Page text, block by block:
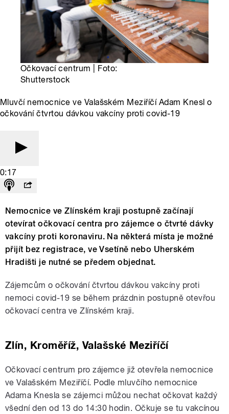
Očkovací centrum | Foto:
Shutterstock
Mluvčí nemocnice ve Valašském Meziříčí Adam Knesl o
očkování čtvrtou dávkou vakcíny proti covid-19
0:17
Nemocnice ve Zlínském kraji postupně začínají
otevírat očkovací centra pro zájemce o čtvrté dávky
vakcíny proti koronaviru. Na některá místa je možné
přijít bez registrace, ve Vsetíně nebo Uherském
Hradišti je nutné se předem objednat.
Zájemcům o očkování čtvrtou dávkou vakcíny proti
nemoci covid-19 se během prázdnin postupně otevřou
očkovací centra ve Zlínském kraji.
Zlín, Kroměříž, Valašské Meziříčí
Očkovací centrum pro zájemce již otevřela nemocnice
ve Valašském Meziříčí. Podle mluvčího nemocnice
Adama Knesla se zájemci můžou nechat očkovat každý
všední den od 13 do 14:30 hodin. Očkuje se tu vakcínou